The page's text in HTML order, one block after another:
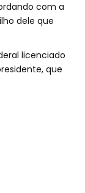
com a
dele que
licenciado
que